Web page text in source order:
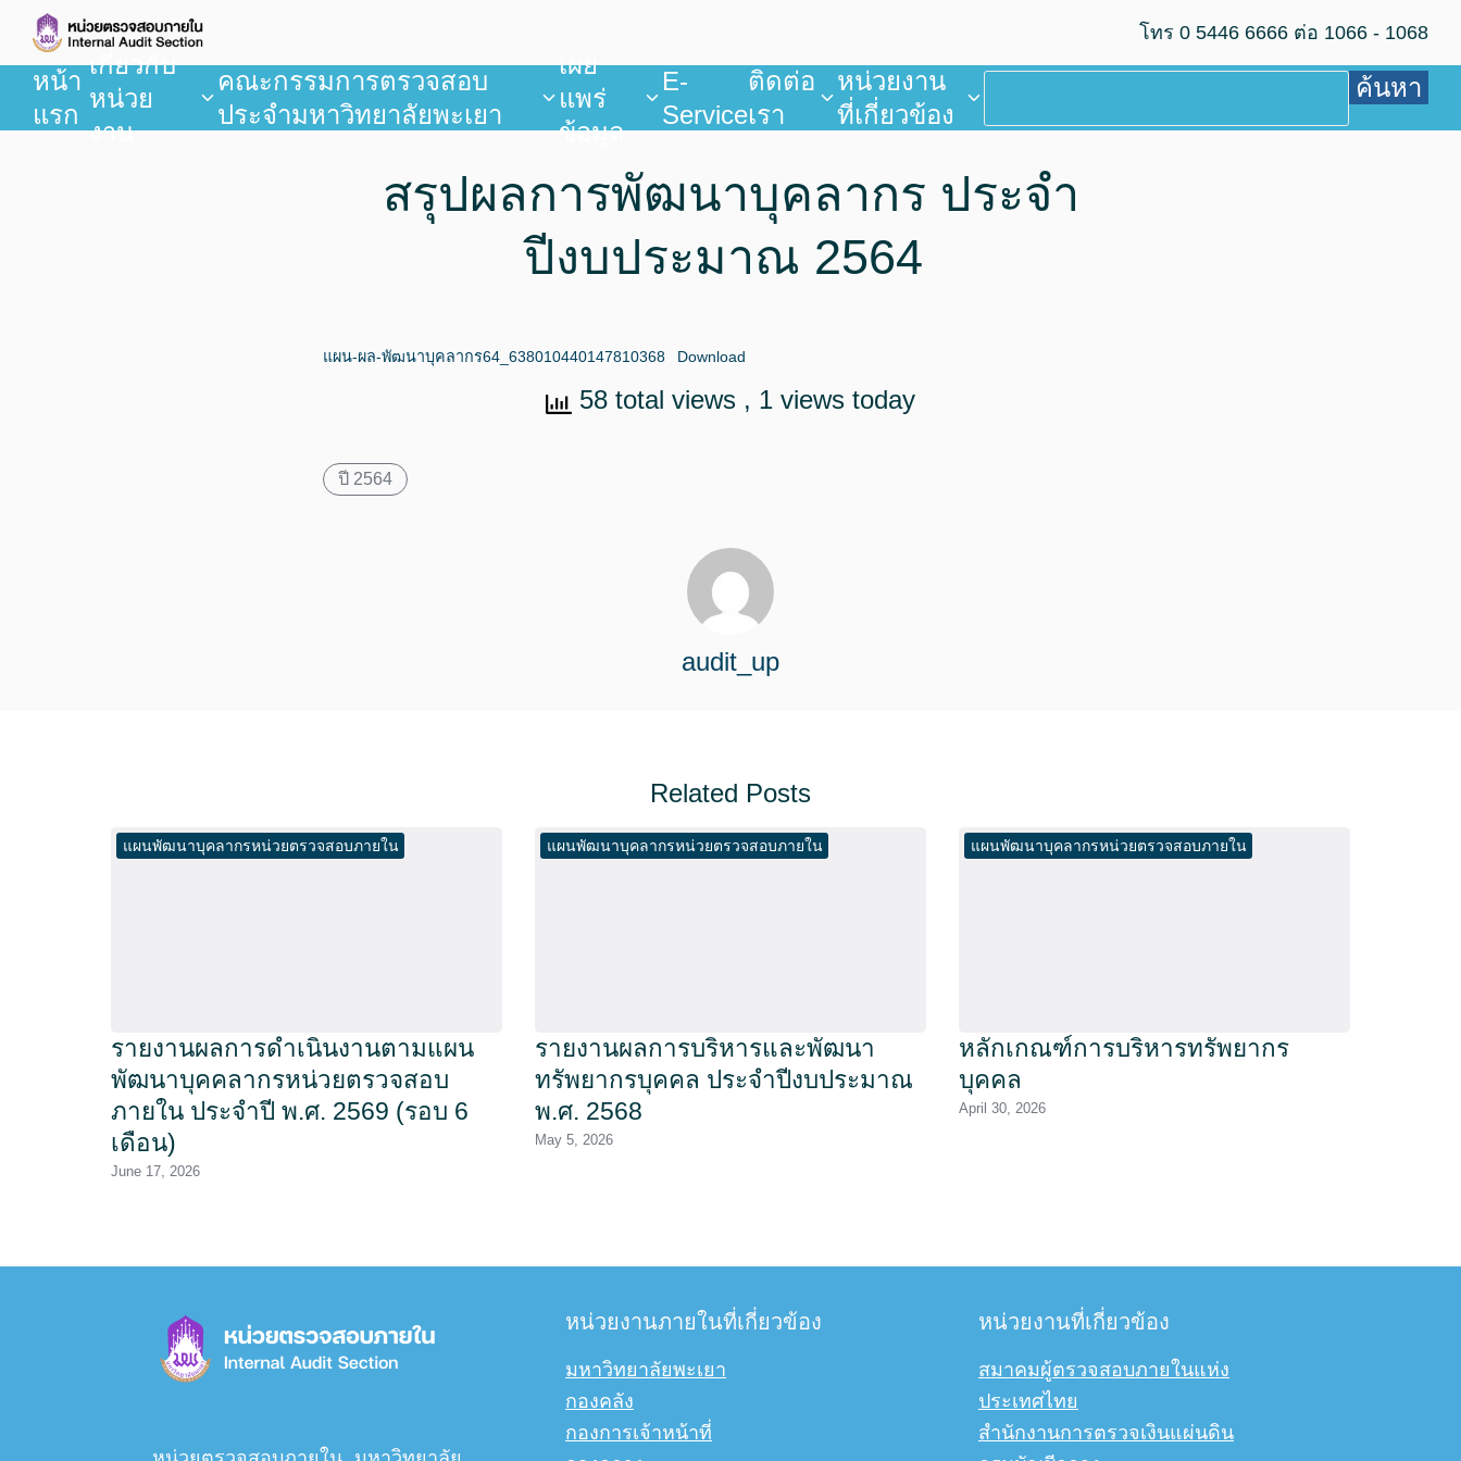
โทร 0 5446 6666 ต่อ 1066 - 1068
หน้า
แรก
เกี่ยวกับ
หน่วย
งาน
คณะกรรมการตรวจสอบ
ประจำมหาวิทยาลัยพะเยา
เผย
แพร่
ข้อมูล
E-
Service
ติดต่อ
เรา
หน่วยงาน
ที่เกี่ยวข้อง
ค้นหา
สรุปผลการพัฒนาบุคลากร ประจำ
ปีงบประมาณ 2564
แผน-ผล-พัฒนาบุคลากร64_638010440147810368 Download
58 total views , 1 views today
ปี 2564
audit_up
Related Posts
แผนพัฒนาบุคลากรหน่วยตรวจสอบภายใน
รายงานผลการดำเนินงานตามแผน
พัฒนาบุคคลากรหน่วยตรวจสอบ
ภายใน ประจำปี พ.ศ. 2569 (รอบ 6
เดือน)
June 17, 2026
แผนพัฒนาบุคลากรหน่วยตรวจสอบภายใน
รายงานผลการบริหารและพัฒนา
ทรัพยากรบุคคล ประจำปีงบประมาณ
พ.ศ. 2568
May 5, 2026
แผนพัฒนาบุคลากรหน่วยตรวจสอบภายใน
หลักเกณฑ์การบริหารทรัพยากร
บุคคล
April 30, 2026
หน่วยงานภายในที่เกี่ยวข้อง
มหาวิทยาลัยพะเยา
กองคลัง
กองการเจ้าหน้าที่
หน่วยงานที่เกี่ยวข้อง
สมาคมผู้ตรวจสอบภายในแห่ง
ประเทศไทย
สำนักงานการตรวจเงินแผ่นดิน